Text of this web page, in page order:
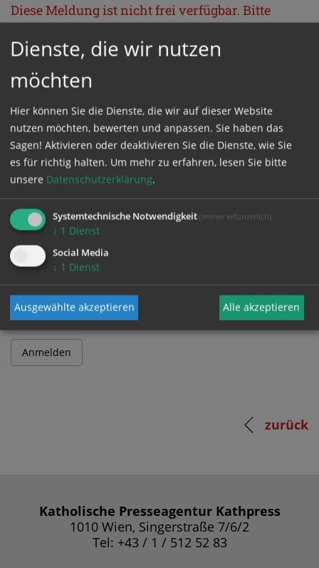
Diese Meldung ist nicht frei verfügbar. Bitte
ProduktKathpress_online.
GESCHÜTZTER BEREICH
Bitte melden Sie sich mit Ihrem Benutzernamen
und Passwort an.
Benutzername
Passwort
zurück
Katholische Presseagentur Kathpress
1010 Wien, Singerstraße 7/6/2
Tel: +43 / 1 / 512 52 83
Dienste, die wir nutzen
möchten
Hier können Sie die Dienste, die wir auf dieser Website
nutzen möchten, bewerten und anpassen. Sie haben das
Sagen! Aktivieren oder deaktivieren Sie die Dienste, wie Sie
es für richtig halten. Um mehr zu erfahren, lesen Sie bitte
unsere Datenschutzerklärung.
Systemtechnische Notwendigkeit (immer erforderlich)
↓ 1 Dienst
Social Media
↓ 1 Dienst
Ausgewählte akzeptieren Alle akzeptieren